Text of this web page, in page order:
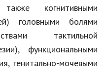
когнитивными
головными болями
тактильной
функциональными
генитально-мочевыми